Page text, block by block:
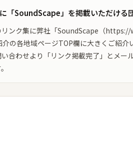
「SoundScape」を掲載いただける
リンク集に弊社「SoundScape（
の各地域ページTOP欄に大きくご紹介
合わせより「リンク掲載完了」とメ